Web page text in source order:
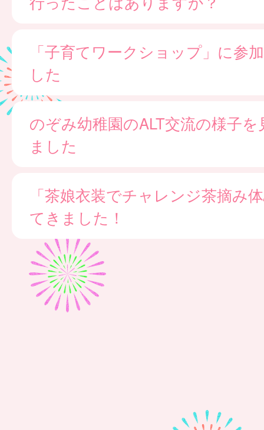
「子育てワークショップ」に参
した
のぞみ幼稚園のALT交流の様子
ました
「茶娘衣装でチャレンジ茶摘み
てきました！